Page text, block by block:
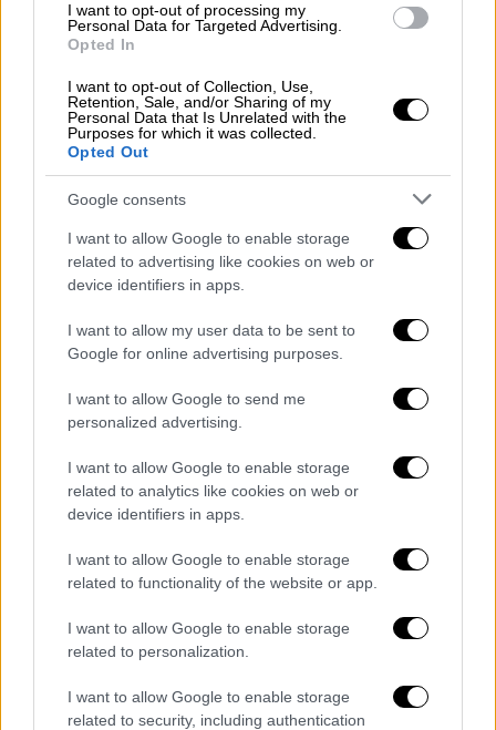
I want to opt-out of processing my
Personal Data for Targeted Advertising.
Opted In
I want to opt-out of Collection, Use,
Retention, Sale, and/or Sharing of my
Personal Data that Is Unrelated with the
Purposes for which it was collected.
Opted Out
Google consents
I want to allow Google to enable storage
related to advertising like cookies on web or
device identifiers in apps.
I want to allow my user data to be sent to
Google for online advertising purposes.
I want to allow Google to send me
personalized advertising.
I want to allow Google to enable storage
related to analytics like cookies on web or
device identifiers in apps.
I want to allow Google to enable storage
related to functionality of the website or app.
I want to allow Google to enable storage
related to personalization.
I want to allow Google to enable storage
related to security, including authentication
Μουσική|21.04.2025 21:15
Πλησιάζει η μεγάλη συναυλία του
Μία ξεχωριστή συναυλία που θα μείνει στην